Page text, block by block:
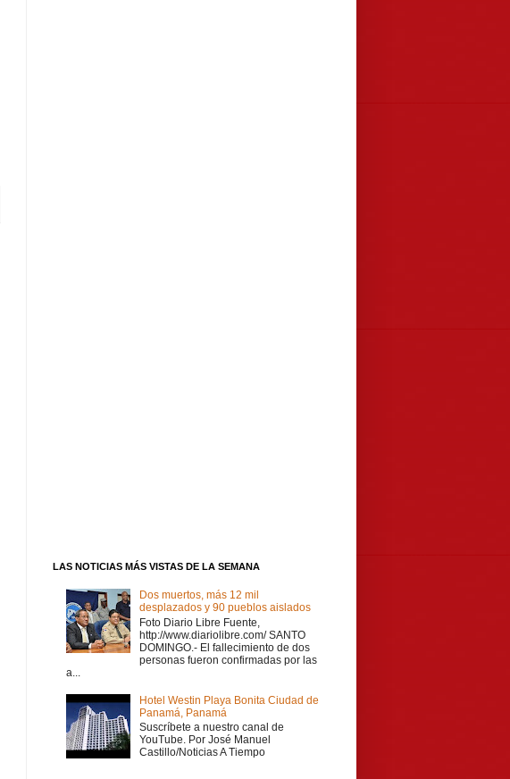
LAS NOTICIAS MÁS VISTAS DE LA SEMANA
Dos muertos, más 12 mil
desplazados y 90 pueblos aislados
Foto Diario Libre Fuente,
http://www.diariolibre.com/ SANTO
DOMINGO.- El fallecimiento de dos
personas fueron confirmadas por las
a...
Hotel Westin Playa Bonita Ciudad de
Panamá, Panamá
Suscríbete a nuestro canal de
YouTube. Por José Manuel
Castillo/Noticias A Tiempo